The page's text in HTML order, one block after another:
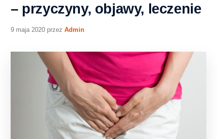
– przyczyny, objawy, leczenie
9 maja 2020 przez Admin